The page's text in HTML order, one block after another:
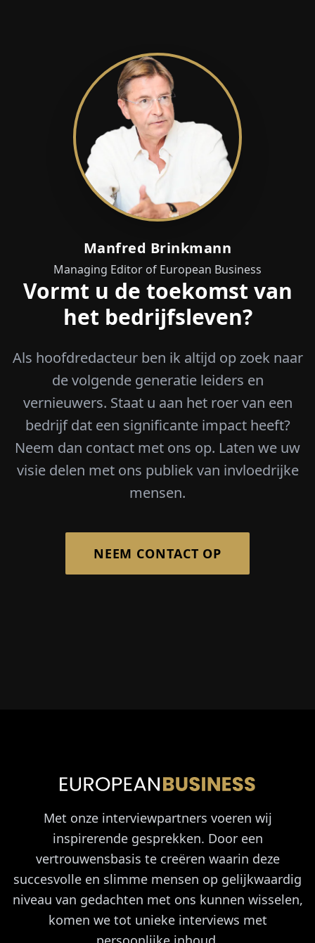
Manfred Brinkmann
Managing Editor of European Business
Vormt u de toekomst van
het bedrijfsleven?
Als hoofdredacteur ben ik altijd op zoek naar
de volgende generatie leiders en
vernieuwers. Staat u aan het roer van een
bedrijf dat een significante impact heeft?
Neem dan contact met ons op. Laten we uw
visie delen met ons publiek van invloedrijke
mensen.
NEEM CONTACT OP
Met onze interviewpartners voeren wij
inspirerende gesprekken. Door een
vertrouwensbasis te creëren waarin deze
succesvolle en slimme mensen op gelijkwaardig
niveau van gedachten met ons kunnen wisselen,
komen we tot unieke interviews met